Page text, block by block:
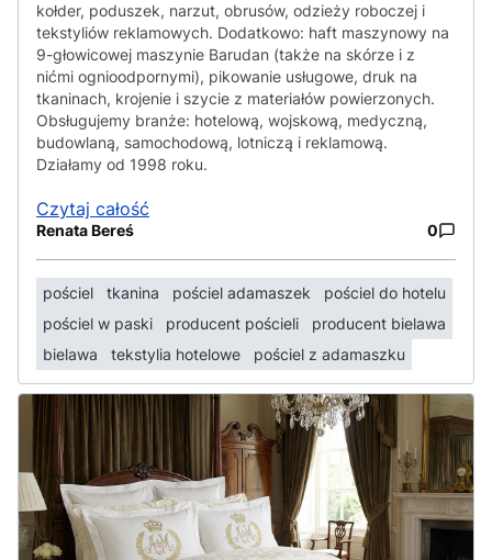
kołder, poduszek, narzut, obrusów, odzieży roboczej i
tekstyliów reklamowych. Dodatkowo: haft maszynowy na
9-głowicowej maszynie Barudan (także na skórze i z
nićmi ognioodpornymi), pikowanie usługowe, druk na
tkaninach, krojenie i szycie z materiałów powierzonych.
Obsługujemy branże: hotelową, wojskową, medyczną,
budowlaną, samochodową, lotniczą i reklamową.
Działamy od 1998 roku.
Czytaj całość
Renata Bereś 0
pościel tkanina pościel adamaszek
pościel do hotelu
pościel w paski
producent pościeli
producent bielawa
bielawa
tekstylia hotelowe pościel z adamaszku